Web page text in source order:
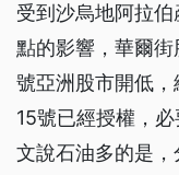
受到沙烏地阿拉
點的影響，華爾
號亞洲股市開低
15號已經授權，
文說石油多的是